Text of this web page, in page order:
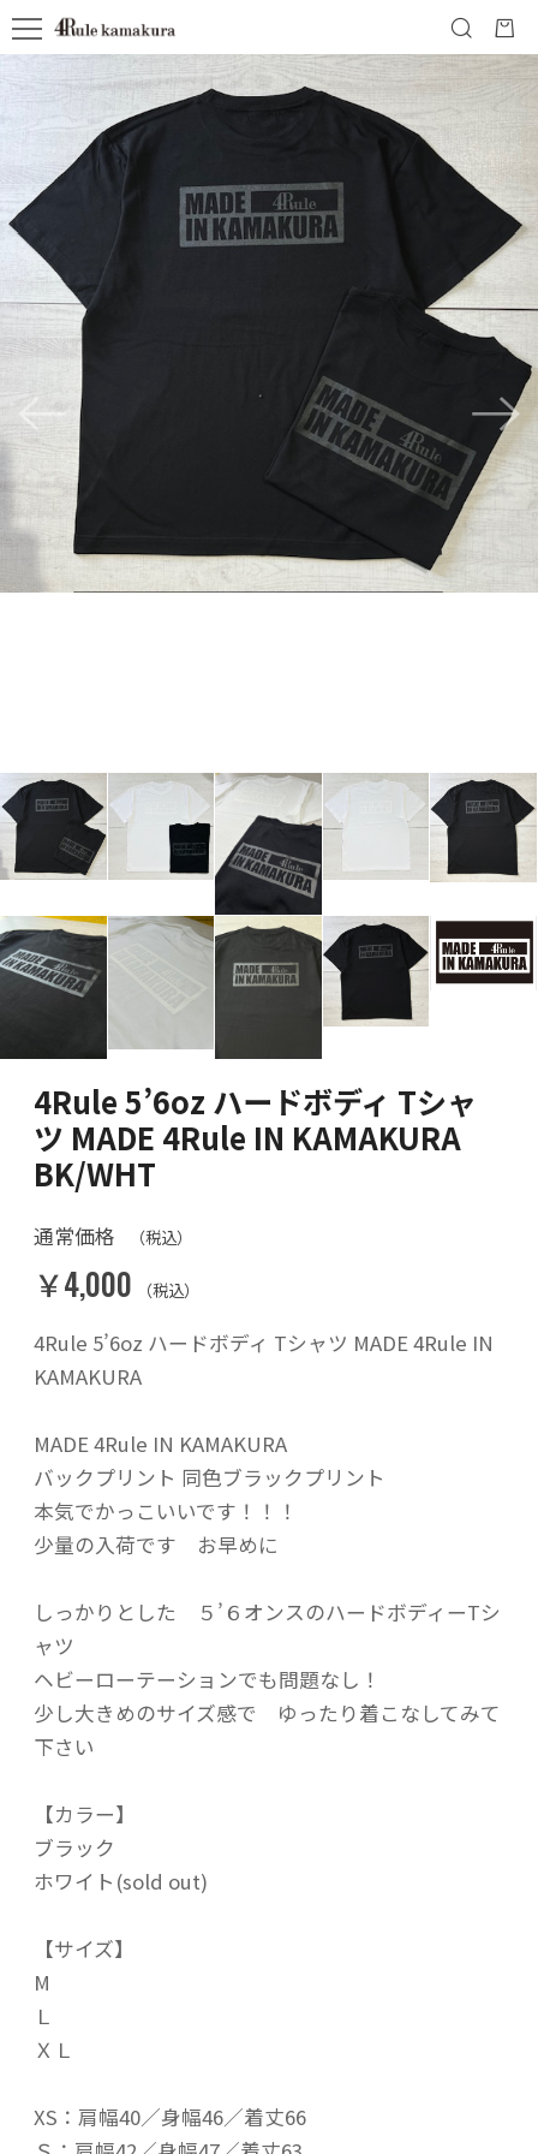
4Rule 5’6oz ハードボディ Tシャ
ツ MADE 4Rule IN KAMAKURA
BK/WHT
通常価格 （税込）
￥4,000 （税込）
4Rule 5’6oz ハードボディ Tシャツ MADE 4Rule IN
KAMAKURA
MADE 4Rule IN KAMAKURA
バックプリント 同色ブラックプリント
本気でかっこいいです！！！
少量の入荷です お早めに
しっかりとした ５’６オンスのハードボディーTシ
ャツ
ヘビーローテーションでも問題なし！
少し大きめのサイズ感で ゆったり着こなしてみて
下さい
【カラー】
ブラック
ホワイト(sold out)
【サイズ】
M
Ｌ
ＸＬ
XS：肩幅40／身幅46／着丈66